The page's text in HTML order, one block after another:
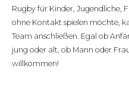
Rugby für Kinder, Jugendliche,
ohne Kontakt spielen möchte,
Team anschließen. Egal ob
jung oder alt, ob Mann oder
willkommen!